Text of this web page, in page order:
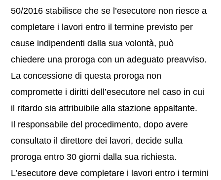
50/2016 stabilisce che se l’esecutore non riesce a
completare i lavori entro il termine previsto per
cause indipendenti dalla sua volontà, può
chiedere una proroga con un adeguato preavviso.
La concessione di questa proroga non
compromette i diritti dell’esecutore nel caso in cui
il ritardo sia attribuibile alla stazione appaltante.
Il responsabile del procedimento, dopo avere
consultato il direttore dei lavori, decide sulla
proroga entro 30 giorni dalla sua richiesta.
L’esecutore deve completare i lavori entro i termini